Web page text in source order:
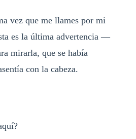
vez que me llames por mi
es la última advertencia —
mirarla, que se había
con la cabeza.